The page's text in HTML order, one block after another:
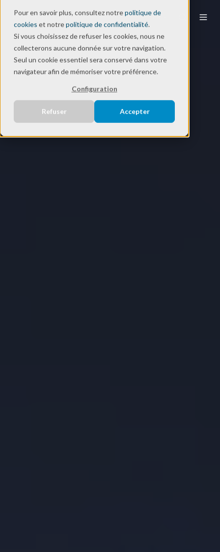
Pour en savoir plus, consultez notrepolitique de
cookies et notrepolitique de confidentialité.
Si vous choisissez de refuser les cookies, nous ne
collecterons aucune donnée sur votre navigation.
Seul un cookie essentiel sera conservé dans votre
navigateur afin de mémoriser votre préférence.
Configuration
Refuser Accepter
FR